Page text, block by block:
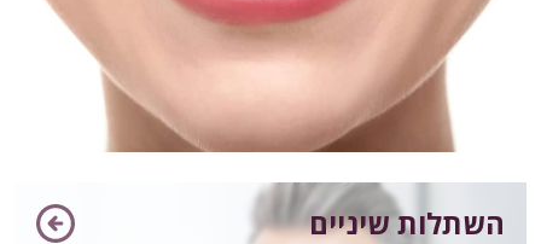
השתלות שיניים